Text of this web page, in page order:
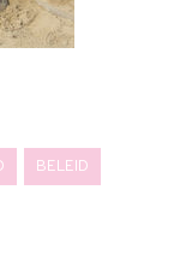
BELEID